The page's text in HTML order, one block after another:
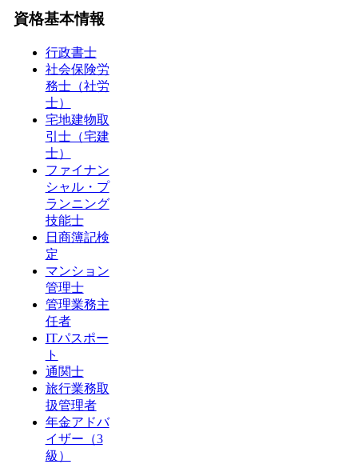
資格基本情報
行政書士
社会保険労
務士（社労
士）
宅地建物取
引士（宅建
士）
ファイナン
シャル・プ
ランニング
技能士
日商簿記検
定
マンション
管理士
管理業務主
任者
ITパスポー
ト
通関士
旅行業務取
扱管理者
年金アドバ
イザー（3
級）